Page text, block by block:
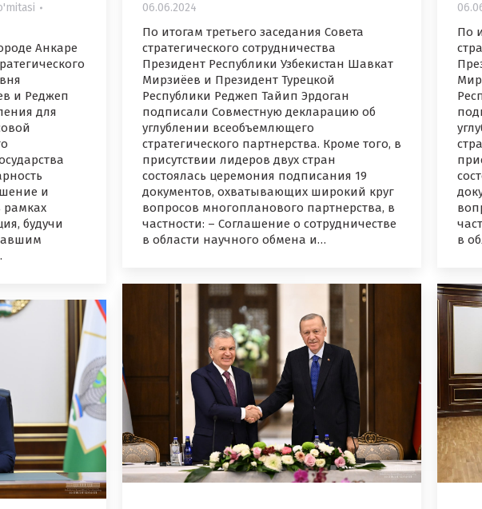
Анкаре
и Реджеп
для
и
рамках
будучи
06.06.2024
По итогам третьего заседания Совета
стратегического сотрудничества
Президент Республики Узбекистан Шавкат
Мирзиёев и Президент Турецкой
Республики Реджеп Тайип Эрдоган
подписали Совместную декларацию об
углублении всеобъемлющего
стратегического партнерства. Кроме того, в
присутствии лидеров двух стран
состоялась церемония подписания 19
документов, охватывающих широкий круг
вопросов многопланового партнерства, в
частности: – Соглашение о сотрудничестве
в области научного обмена и…
По
в